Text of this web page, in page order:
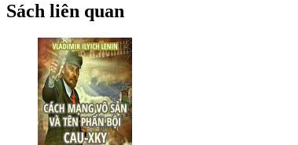
Sách liên quan